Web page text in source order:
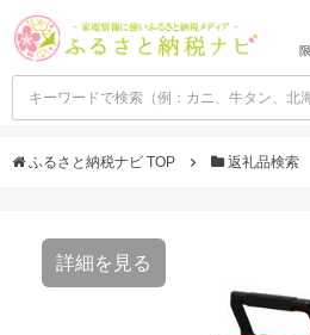
ふるさと納税ナビ TOP 返礼品検索
詳細を見る